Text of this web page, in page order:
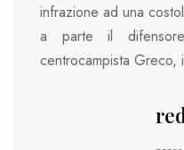
infrazione ad una
a parte il
centrocampista